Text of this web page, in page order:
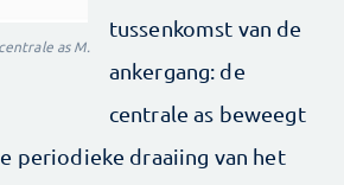
as M.
tussenkomst van de
ankergang: de
centrale as beweegt
periodieke draaiing van het